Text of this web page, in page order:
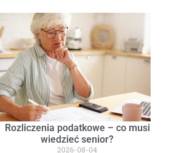
Rozliczenia podatkowe – co musi
wiedzieć senior?
2026-08-04